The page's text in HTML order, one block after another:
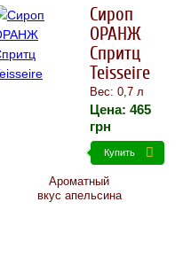
Сироп
ОРАНЖ
Спритц
Teisseire
Вес: 0,7 л
Цена: 465
грн
Купить
Ароматный
вкус апельсина